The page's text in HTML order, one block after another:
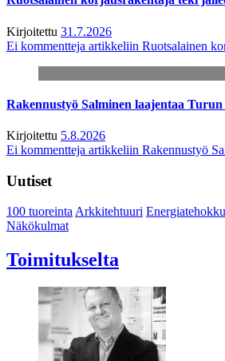
Kirjoitettu 31.7.2026
Ei kommentteja artikkeliin Ruotsalainen
Rakennustyö Salminen laajentaa
Kirjoitettu 5.8.2026
Ei kommentteja artikkeliin Rakennustyö
Uutiset
100 tuoreintaArkkitehtuuri
Näkökulmat
Toimitukselta